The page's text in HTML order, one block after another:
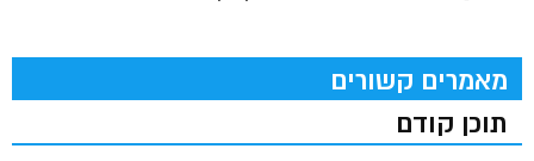
מאמרים קשורים
תוכן קודם